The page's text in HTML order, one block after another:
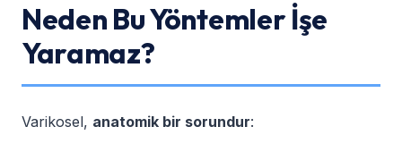
Neden Bu Yöntemler İşe
Yaramaz?
Varikosel, anatomik bir sorundur: